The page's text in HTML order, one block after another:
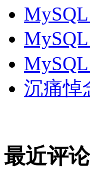
MySQL
沉痛悼
最近评论